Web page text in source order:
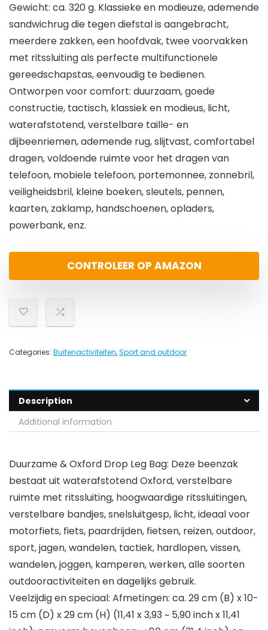
Gewicht: ca. 320 g. Klassieke en modieuze, ademende
sandwichrug die tegen diefstal is aangebracht,
meerdere zakken, een hoofdvak, twee voorvakken
met ritssluiting als perfecte multifunctionele
gereedschapstas, eenvoudig te bedienen.
Ontworpen voor comfort: duurzaam, goede
constructie, tactisch, klassiek en modieus, licht,
waterafstotend, verstelbare taille- en
dijbeenriemen, ademende rug, slijtvast, comfortabel
dragen, voldoende ruimte voor het dragen van
telefoon, mobiele telefoon, portemonnee, zonnebril,
veiligheidsbril, kleine boeken, sleutels, pennen,
kaarten, zaklamp, handschoenen, opladers,
powerbank, enz.
CONTROLEER OP AMAZON
Categories: Buitenactiviteiten,Sport and outdoor
Description
Additional information
Duurzame & Oxford Drop Leg Bag: Deze beenzak
bestaat uit waterafstotend Oxford, verstelbare
ruimte met ritssluiting, hoogwaardige ritssluitingen,
verstelbare bandjes, snelsluitgesp, licht, ideaal voor
motorfiets, fiets, paardrijden, fietsen, reizen, outdoor,
sport, jagen, wandelen, tactiek, hardlopen, vissen,
wandelen, joggen, kamperen, werken, alle soorten
outdooractiviteiten en dagelijks gebruik.
Veelzijdig en speciaal: Afmetingen: ca. 29 cm (B) x 10-
15 cm (D) x 29 cm (H) (11,41 x 3,93 ~ 5,90 inch x 11,41